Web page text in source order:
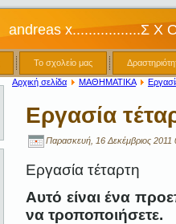
andreas x.................Σ Χ
Το σχολείο μας
Αρχική σελίδα ΜΑΘΗΜΑΤΙΚΑ
Εργασία
Παρασκευή, 16 Δεκέμβριος
Εργασία τέταρτη
Αυτό είναι ένα
να τροποποιήσετε.